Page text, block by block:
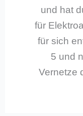
und hat
für
für sich
5 und
Vernetze